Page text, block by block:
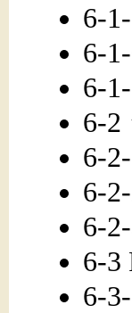
6-
6-
6-
6-
6-
6-
6-
6-3
6-